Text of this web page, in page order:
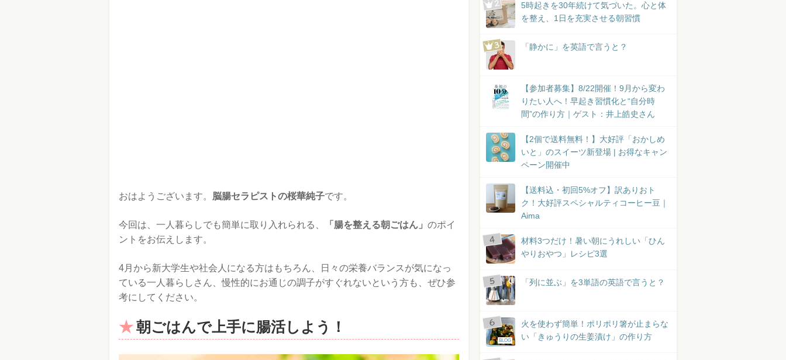
おはようございます。 脳腸セラピストの桜華純子です。
今回は、一人暮らしでも簡単に取り入れられる、 「腸を整える朝ごはん」 のポイ
ントをお伝えします。
4月から新大学生や社会人になる方はもちろん、日々の栄養バランスが気になっ
ている一人暮らしさん、慢性的にお通じの調子がすぐれないという方も、ぜひ参
考にしてください。
朝ごはんで上手に腸活しよう！
5時起きを30年続けて気づいた。心と体
を整え、1日を充実させる朝習慣
「静かに」を英語で言うと？
【参加者募集】8/22開催！9月から変わ
りたい人へ！早起き習慣化と“自分時
間”の作り方｜ゲスト：井上皓史さん
【2個で送料無料！】大好評「おかしめ
いと」のスイーツ新登場 | お得なキャン
ペーン開催中
【送料込・初回5%オフ】訳ありおト
ク！大好評スペシャルティコーヒー豆｜
Aima
材料3つだけ！暑い朝にうれしい「ひん
やりおやつ」レシピ3選
「列に並ぶ」を3単語の英語で言うと？
BLOG
火を使わず簡単！ポリポリ箸が止まらな
い「きゅうりの生姜漬け」の作り方